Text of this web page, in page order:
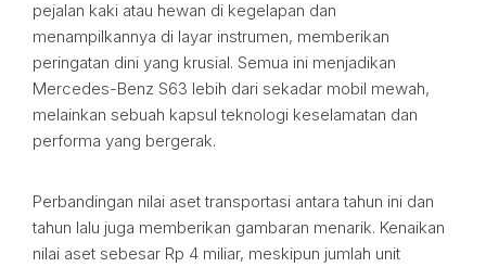
pejalan kaki atau hewan di kegelapan dan
menampilkannya di layar instrumen, memberikan
peringatan dini yang krusial. Semua ini menjadikan
Mercedes-Benz S63 lebih dari sekadar mobil mewah,
melainkan sebuah kapsul teknologi keselamatan dan
performa yang bergerak.
Perbandingan nilai aset transportasi antara tahun ini dan
tahun lalu juga memberikan gambaran menarik. Kenaikan
nilai aset sebesar Rp 4 miliar, meskipun jumlah unit